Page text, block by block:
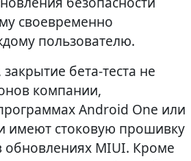
своевременно
пользователю.
бета-теста не
компании,
Android One или
имеют стоковую прошивку
обновлениях MIUI. Кроме